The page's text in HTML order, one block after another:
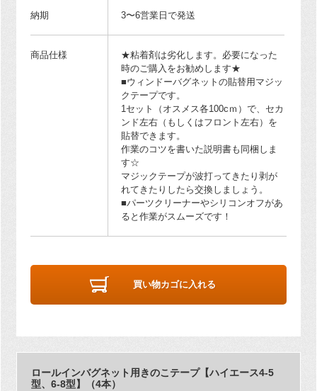
納期 3〜6営業日で発送
商品仕様
★粘着剤は劣化します。必要になった
時のご購入をお勧めします★
■ウィンドーバグネットの貼替用マジッ
クテープです。
1セット（オスメス各100cｍ）で、セカ
ンド左右（もしくはフロント左右）を
貼替できます。
作業のコツを書いた説明書も同梱しま
す☆
マジックテープが波打ってきたり剥が
れてきたりしたら交換しましょう。
■パーツクリーナーやシリコンオフがあ
ると作業がスムーズです！
買い物カゴに入れる
ロールインバグネット用きのこテープ【ハイエース4-5
型、6-8型】（4本）